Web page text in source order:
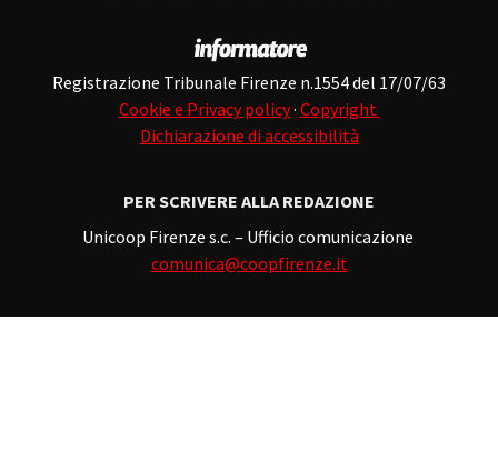
Registrazione Tribunale Firenze n.1554 del 17/07/63
Cookie e Privacy policy· Copyright
Dichiarazione di accessibilità
PER SCRIVERE ALLA REDAZIONE
Unicoop Firenze s.c. – Ufficio comunicazione
comunica@coopfirenze.it